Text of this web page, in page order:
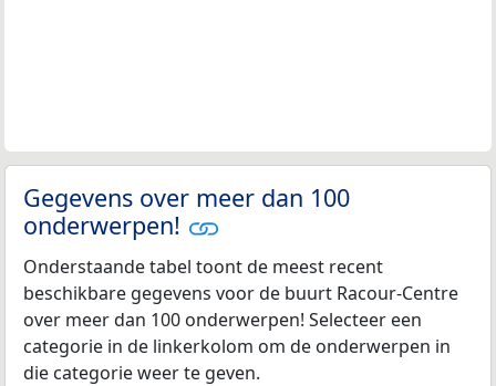
Gegevens over meer dan 100
onderwerpen!
Onderstaande tabel toont de meest recent
beschikbare gegevens voor de buurt Racour-Centre
over meer dan 100 onderwerpen! Selecteer een
categorie in de linkerkolom om de onderwerpen in
die categorie weer te geven.